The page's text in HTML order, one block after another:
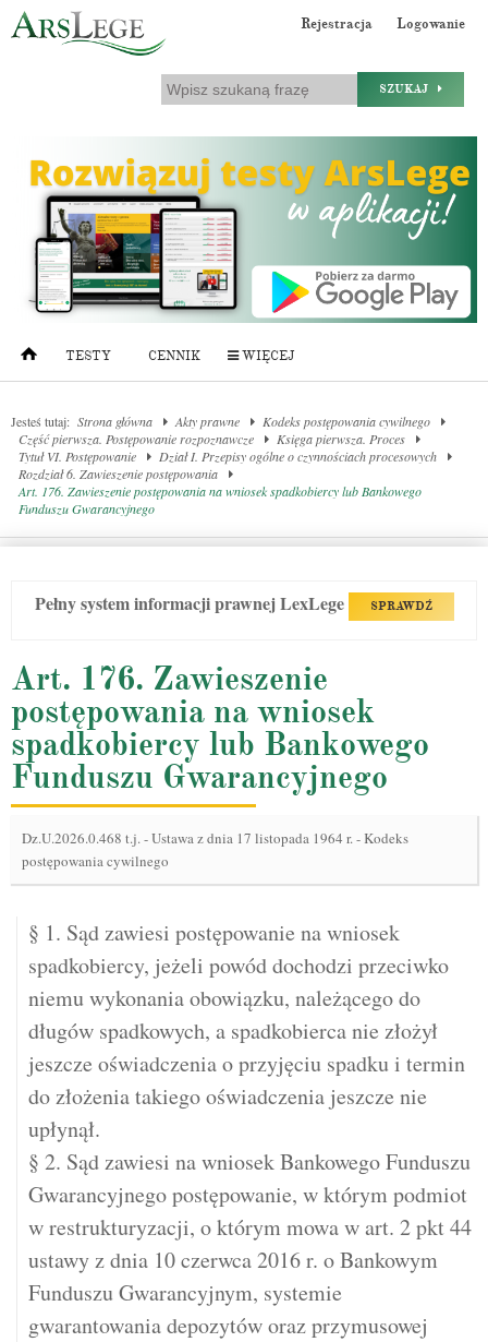
Rejestracja Logowanie
SZUKAJ
TESTY CENNIK WIĘCEJ
Jesteś tutaj: Strona główna Akty prawne
Kodeks postępowania cywilnego
Część pierwsza. Postępowanie rozpoznawcze
Księga pierwsza. Proces
Tytuł VI. Postępowanie
Dział I. Przepisy ogólne o czynnościach procesowych
Rozdział 6. Zawieszenie postępowania
Art. 176. Zawieszenie postępowania na wniosek spadkobiercy lub Bankowego
Funduszu Gwarancyjnego
Pełny system informacji prawnej LexLege SPRAWDŹ
Art. 176. Zawieszenie
postępowania na wniosek
spadkobiercy lub Bankowego
Funduszu Gwarancyjnego
Dz.U.2026.0.468 t.j.-Ustawa z dnia 17 listopada 1964 r. - Kodeks
postępowania cywilnego
§ 1. Sąd zawiesi postępowanie na wniosek
spadkobiercy, jeżeli powód dochodzi przeciwko
niemu wykonania obowiązku, należącego do
długów spadkowych, a spadkobierca nie złożył
jeszcze oświadczenia o przyjęciu spadku i termin
do złożenia takiego oświadczenia jeszcze nie
upłynął.
§ 2. Sąd zawiesi na wniosek Bankowego Funduszu
Gwarancyjnego postępowanie, w którym podmiot
w restrukturyzacji, o którym mowa w art. 2 pkt 44
ustawy z dnia 10 czerwca 2016 r. o Bankowym
Funduszu Gwarancyjnym, systemie
gwarantowania depozytów oraz przymusowej